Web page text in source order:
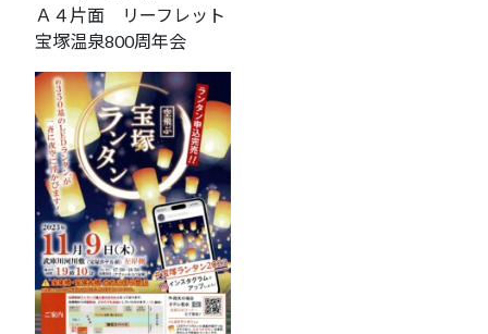
Ａ４片面 リーフレット
宝塚温泉800周年会